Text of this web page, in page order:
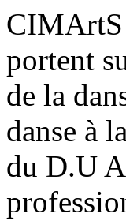
CIMArtS
portent
de la
danse à
du D.U